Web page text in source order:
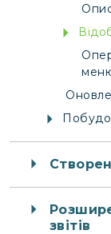
звітів